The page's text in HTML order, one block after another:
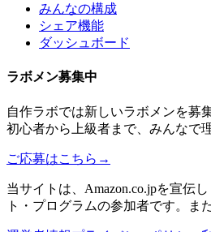
みんなの構成
シェア機能
ダッシュボード
ラボメン募集中
自作ラボでは新しいラボメンを募
初心者から上級者まで、みんなで
ご応募はこちら →
当サイトは、Amazon.co.jpを宣伝
ト・プログラムの参加者です。ま